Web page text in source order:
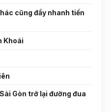
cũng đẩy nhanh tiến
Khoái
Gòn trở lại đường đua